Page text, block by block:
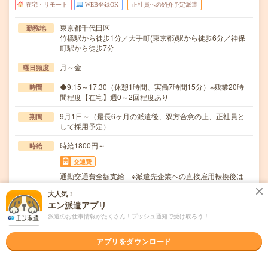
在宅・リモート WEB登録OK 正社員への紹介予定派遣
勤務地
東京都千代田区
竹橋駅から徒歩1分／大手町(東京都)駅から徒歩6分／神保
町駅から徒歩7分
曜日頻度 月～金
時間
◆9:15～17:30（休憩1時間、実働7時間15分）※残業20時
間程度【在宅】週0～2回程度あり
期間
9月1日～（最長6ヶ月の派遣後、双方合意の上、正社員と
して採用予定）
時給 時給1800円～
交通費
通勤交通費全額支給 ※派遣先企業への直接雇用転換後は
仕事内容
～大手総合商社Grで社員向け借上げ社宅・寮の運営管理業
務～・グループ社員が利用する社員寮・社宅への入…
応募資格
職種未経験OK / 英語力不要
◆営業経験（建設・不動産・リフォーム業界経験尚可）◆
四大卒以上
大人気！
エン派遣アプリ
派遣のお仕事情報がたくさん！プッシュ通知で受け取ろう！
アプリをダウンロード